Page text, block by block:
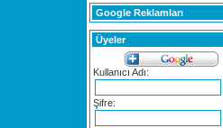
Google Reklamları
Üyeler
Kullanıcı Adı:
Şifre: